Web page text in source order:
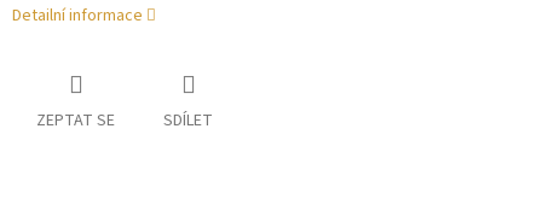
Detailní informace
ZEPTAT SE SDÍLET